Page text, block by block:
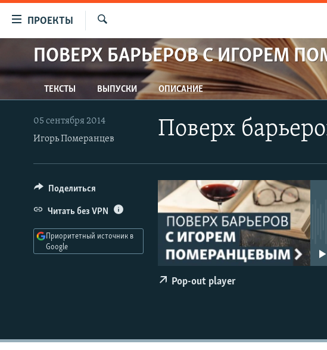
упрощенного
доступа
Вернуться
к
основному
содержанию
навигации
Вернутся
ПРОЕКТЫ
ПРОГРАММЫ
ПОДКАСТЫ
АВТОРСКИЕ ПРОЕКТЫ
ЦИТАТЫ СВОБОДЫ
МНЕНИЯ
КУЛЬТУРА
IDEL.РЕАЛИИ
КАВКАЗ.РЕАЛИИ
СЕВЕР.РЕАЛИИ
СИБИРЬ.РЕАЛИИ
ПОВЕРХ БАРЬЕРОВ С ИГОРЕМ
ТЕКСТЫ ВЫПУСКИ ОПИСАНИЕ
Поверх
05 сентября 2014
Игорь Померанцев
Pop-out player
Поделиться
Читать без VPN
Приоритетный источник в
Google